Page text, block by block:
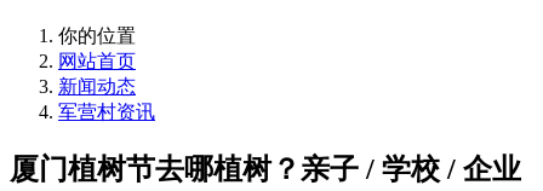
你的位置
网站首页
新闻动态
军营村资讯
厦门植树节去哪植树？亲子 / 学校 / 企业